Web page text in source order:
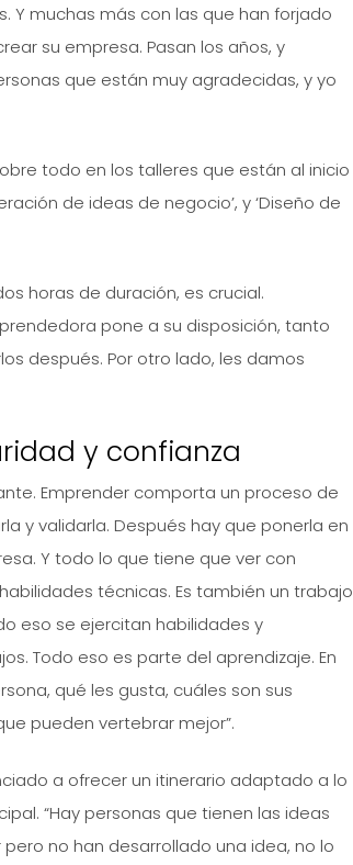
Y muchas más con las que han forjado
su empresa. Pasan los años, y
que están muy agradecidas, y yo
todo en los talleres que están al inicio
de ideas de negocio’, y ‘Diseño de
horas de duración, es crucial.
pone a su disposición, tanto
después. Por otro lado, les damos
y confianza
Emprender comporta un proceso de
y validarla. Después hay que ponerla en
Y todo lo que tiene que ver con
técnicas. Es también un trabajo
eso se ejercitan habilidades y
Todo eso es parte del aprendizaje. En
qué les gusta, cuáles son sus
pueden vertebrar mejor”.
a ofrecer un itinerario adaptado a lo
“Hay personas que tienen las ideas
no han desarrollado una idea, no lo